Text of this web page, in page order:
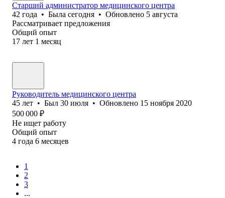
Старший администратор медицинского центра
42 года • Была сегодня • Обновлено 5 августа
Рассматривает предложения
Общий опыт
17 лет 1 месяц
Руководитель медицинского центра
45 лет • Был 30 июля • Обновлено 15 ноября 2020
500 000 ₽
Не ищет работу
Общий опыт
4 года 6 месяцев
1
2
3
...